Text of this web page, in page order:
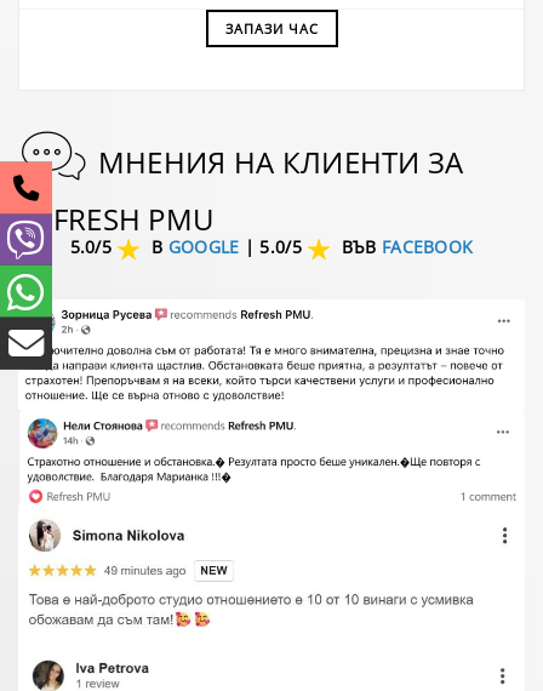
ЗАПАЗИ ЧАС
МНЕНИЯ НА КЛИЕНТИ ЗА
REFRESH PMU
5.0/5 В GOOGLE | 5.0/5 ВЪВ FACEBOOK